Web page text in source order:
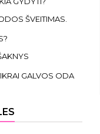
ŠVEITIMAS.
GALVOS ODA